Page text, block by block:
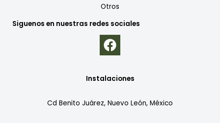
Otros
Siguenos en nuestras redes sociales
Instalaciones
Cd Benito Juárez, Nuevo León, México